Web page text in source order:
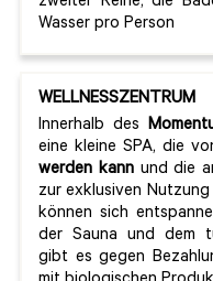
Wasser pro Person
WELLNESSZENTRUM
Innerhalb des
eine kleine SPA, die
werden kannund die
zur exklusiven
können sich
der Sauna und dem
gibt es gegen